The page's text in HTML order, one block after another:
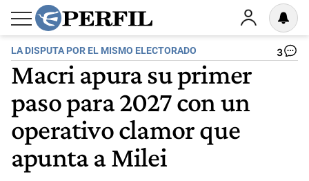
LA DISPUTA POR EL MISMO ELECTORADO 3
Macri apura su primer
paso para 2027 con un
operativo clamor que
apunta a Milei